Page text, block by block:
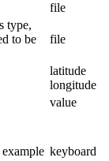
file
type,
to be
file
latitude
longitude
value
keyboard